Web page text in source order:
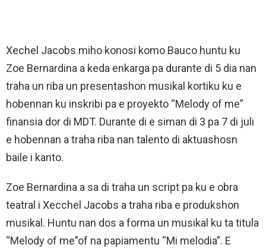
Xechel Jacobs miho konosi komo Bauco huntu ku
Zoe Bernardina a keda enkarga pa durante di 5 dia nan
traha un riba un presentashon musikal kortiku ku e
hobennan ku inskribi pa e proyekto “Melody of me”
finansia dor di MDT. Durante di e siman di 3 pa 7 di juli
e hobennan a traha riba nan talento di aktuashosn
baile i kanto.
Zoe Bernardina a sa di traha un script pa ku e obra
teatral i Xecchel Jacobs a traha riba e produkshon
musikal. Huntu nan dos a forma un musikal ku ta titula
“Melody of me”of na papiamentu “Mi melodia”. E